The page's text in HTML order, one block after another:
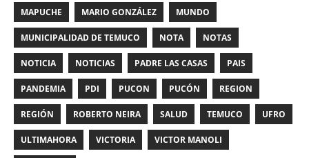
MAPUCHE MARIO GONZÁLEZ MUNDO
MUNICIPALIDAD DE TEMUCO NOTA NOTAS
NOTICIA NOTICIAS PADRE LAS CASAS PAIS
PANDEMIA PDI PUCON PUCÓN REGION
REGIÓN ROBERTO NEIRA SALUD TEMUCO UFRO
ULTIMAHORA VICTORIA VICTOR MANOLI